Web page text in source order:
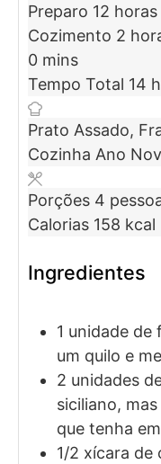
Preparo 12 horas
Cozimento 2
0 mins
Tempo Total 14
Prato Assado,
Cozinha Ano
Porções 4
Calorias 158 kcal
Ingredientes
1 unidade de
um quilo e
2 unidades
siciliano,
que tenha
1/2 xícara de